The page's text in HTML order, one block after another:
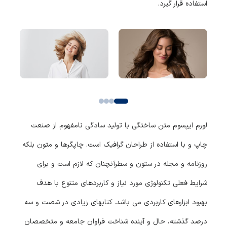
استفاده قرار گیرد.
لورم ایپسوم متن ساختگی با تولید سادگی نامفهوم از صنعت
چاپ و با استفاده از طراحان گرافیک است. چاپگرها و متون بلکه
روزنامه و مجله در ستون و سطرآنچنان که لازم است و برای
شرایط فعلی تکنولوژی مورد نیاز و کاربردهای متنوع با هدف
بهبود ابزارهای کاربردی می باشد. کتابهای زیادی در شصت و سه
درصد گذشته، حال و آینده شناخت فراوان جامعه و متخصصان